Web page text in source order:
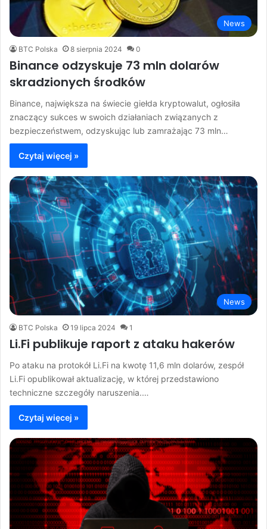
News
BTC Polska 8 sierpnia 2024 0
Binance odzyskuje 73 mln dolarów
skradzionych środków
Binance, największa na świecie giełda kryptowalut, ogłosiła
znaczący sukces w swoich działaniach związanych z
bezpieczeństwem, odzyskując lub zamrażając 73 mln…
Czytaj więcej »
News
BTC Polska 19 lipca 2024 1
Li.Fi publikuje raport z ataku hakerów
Po ataku na protokół Li.Fi na kwotę 11,6 mln dolarów, zespół
Li.Fi opublikował aktualizację, w której przedstawiono
techniczne szczegóły naruszenia.…
Czytaj więcej »